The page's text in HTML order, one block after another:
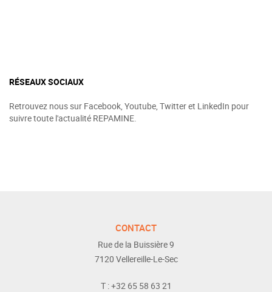
RÉSEAUX SOCIAUX
Retrouvez nous sur Facebook, Youtube, Twitter et LinkedIn pour
suivre toute l'actualité REPAMINE.
CONTACT
Rue de la Buissière 9
7120 Vellereille-Le-Sec
T :+32 65 58 63 21